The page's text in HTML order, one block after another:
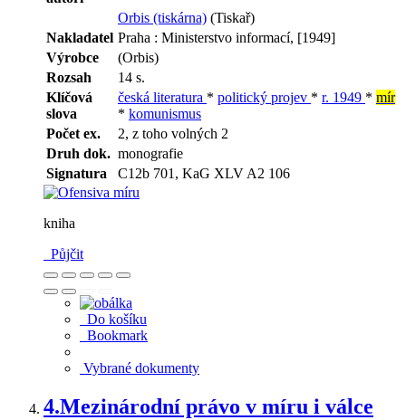
Orbis (tiskárna) (Tiskař)
Nakladatel Praha : Ministerstvo informací, [1949]
Výrobce
(Orbis)
Rozsah
14 s.
Klíčová
slova
česká literatura * politický projev * r. 1949 * mír
* komunismus
Počet ex.
2, z toho volných 2
Druh dok. monografie
Signatura
C12b 701, KaG XLV A2 106
kniha
Půjčit
Do košíku
Bookmark
Vybrané dokumenty
4.Mezinárodní právo v míru i válce